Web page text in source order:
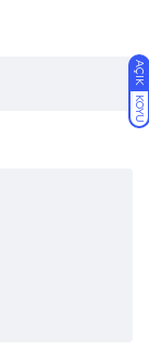
AÇIK
KOYU